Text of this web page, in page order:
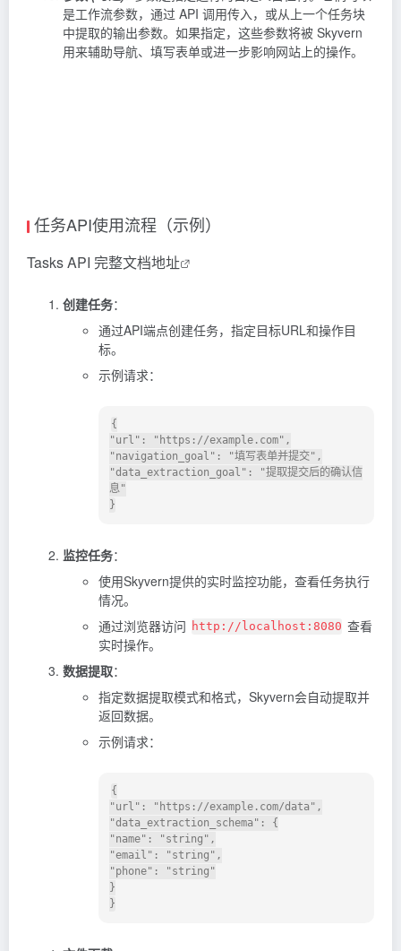
是工作流参数，通过 API 调用传入，或从上一个任务块
中提取的输出参数。如果指定，这些参数将被 Skyvern
用来辅助导航、填写表单或进一步影响网站上的操作。
任务API使用流程（示例）
Tasks API 完整文档地址
创建任务：
通过API端点创建任务，指定目标URL和操作目
标。
示例请求：
{
"url": "https://example.com",
"navigation_goal": "填写表单并提交",
"data_extraction_goal": "提取提交后的确认信
息"
}
监控任务：
使用Skyvern提供的实时监控功能，查看任务执行
情况。
通过浏览器访问 http://localhost:8080 查看
实时操作。
数据提取：
指定数据提取模式和格式，Skyvern会自动提取并
返回数据。
示例请求：
{
"url": "https://example.com/data",
"data_extraction_schema": {
"name": "string",
"email": "string",
"phone": "string"
}
}